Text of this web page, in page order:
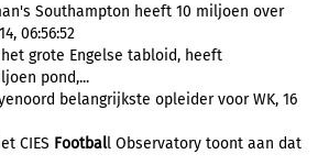
Southampton heeft 10 miljoen over
06:56:52
grote Engelse tabloid, heeft
pond,...
belangrijkste opleider voor WK, 16
CIES Football Observatory toont aan dat